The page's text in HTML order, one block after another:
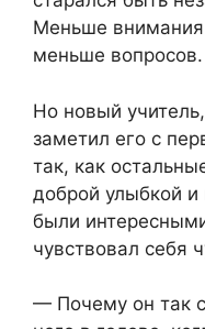
Меньше
меньше вопросов.
Но новый
заметил его с
так, как
доброй улыбкой и
были
чувствовал себя
— Почему он так